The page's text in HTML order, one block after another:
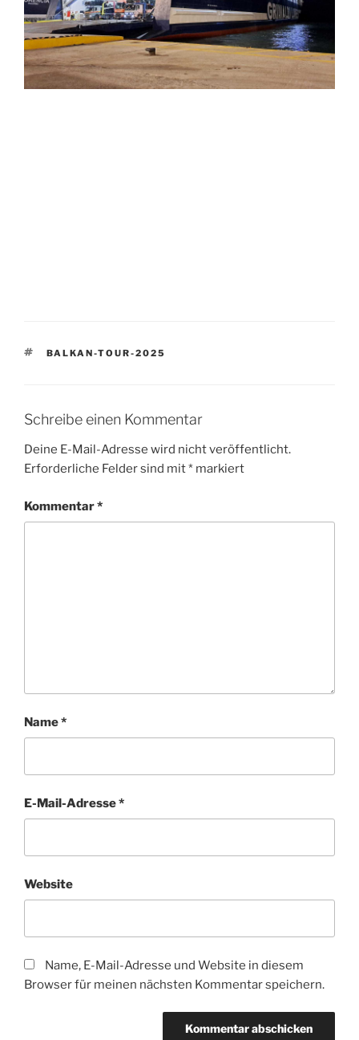
SCHLAGWÖRTER
BALKAN-TOUR-2025
Schreibe einen Kommentar
Deine E-Mail-Adresse wird nicht veröffentlicht.
Erforderliche Felder sind mit* markiert
Kommentar*
Name*
E-Mail-Adresse*
Website
Name, E-Mail-Adresse und Website in diesem
Browser für meinen nächsten Kommentar speichern.